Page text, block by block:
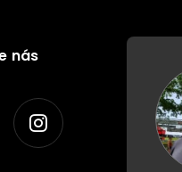
nás